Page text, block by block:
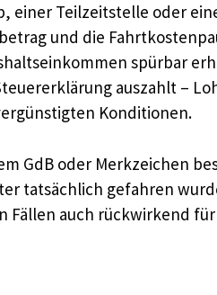
Teilzeitstelle oder
und die
spürbar
auszahlt –
Konditionen.
GdB oder Merkzeichen
tatsächlich gefahren
auch rückwirkend